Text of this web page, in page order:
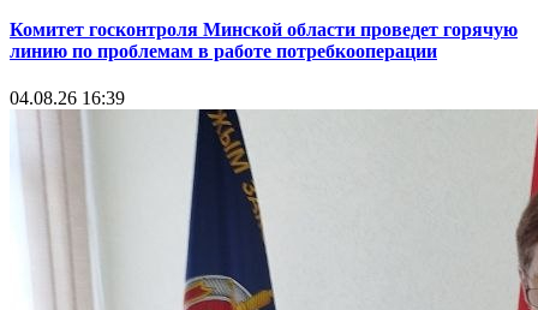
Комитет госконтроля Минской области проведет горячую
линию по проблемам в работе потребкооперации
04.08.26 16:39